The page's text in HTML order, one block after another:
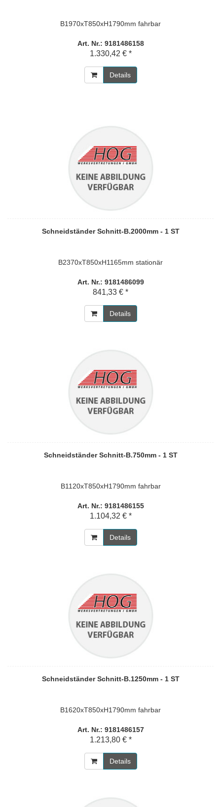
B1970xT850xH1790mm fahrbar
Art. Nr.: 9181486158
1.330,42 € *
Details
Schneidständer Schnitt-B.2000mm - 1 ST
B2370xT850xH1165mm stationär
Art. Nr.: 9181486099
841,33 € *
Details
Schneidständer Schnitt-B.750mm - 1 ST
B1120xT850xH1790mm fahrbar
Art. Nr.: 9181486155
1.104,32 € *
Details
Schneidständer Schnitt-B.1250mm - 1 ST
B1620xT850xH1790mm fahrbar
Art. Nr.: 9181486157
1.213,80 € *
Details